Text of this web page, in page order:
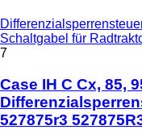
Schaltgabel für
7
Case IH C Cx, 85,
527875r3